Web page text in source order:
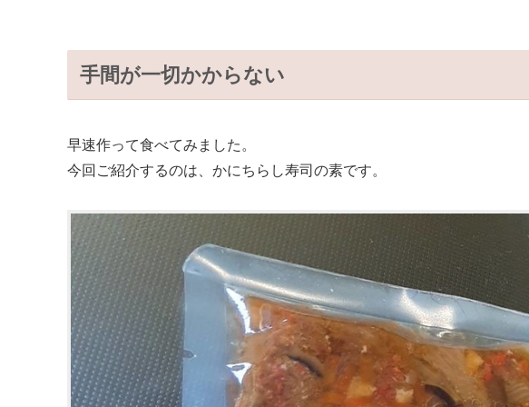
手間が一切かからない
早速作って食べてみました。
今回ご紹介するのは、かにちらし寿司の素です。